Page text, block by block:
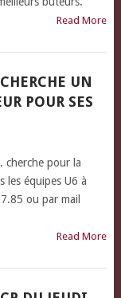
Read More
UN
POUR SES
cherche pour la
les équipes U6 à
ou par mail
Read More